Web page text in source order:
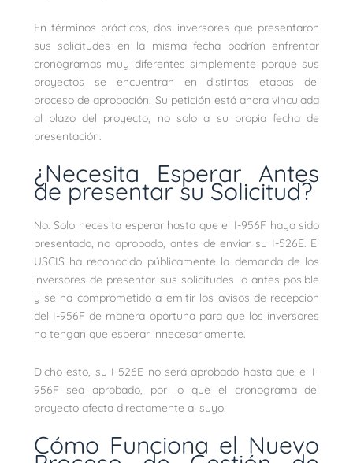
En términos prácticos, dos inversores que presentaron
sus solicitudes en la misma fecha podrían enfrentar
cronogramas muy diferentes simplemente porque sus
proyectos se encuentran en distintas etapas del
proceso de aprobación. Su petición está ahora vinculada
al plazo del proyecto, no solo a su propia fecha de
presentación.
¿Necesita Esperar Antes
de presentar su Solicitud?
No. Solo necesita esperar hasta que el I-956F haya sido
presentado, no aprobado, antes de enviar su I-526E. El
USCIS ha reconocido públicamente la demanda de los
inversores de presentar sus solicitudes lo antes posible
y se ha comprometido a emitir los avisos de recepción
del I-956F de manera oportuna para que los inversores
no tengan que esperar innecesariamente.
Dicho esto, su I-526E no será aprobado hasta que el I-
956F sea aprobado, por lo que el cronograma del
proyecto afecta directamente al suyo.
Cómo Funciona el Nuevo